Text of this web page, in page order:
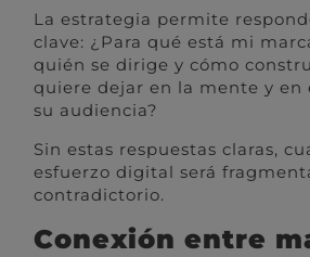
La estrategia permite
clave: ¿Para qué está mi
quién se dirige y cómo
quiere dejar en la mente y en
su audiencia?
Sin estas respuestas claras,
esfuerzo digital será
contradictorio.
Conexión entre